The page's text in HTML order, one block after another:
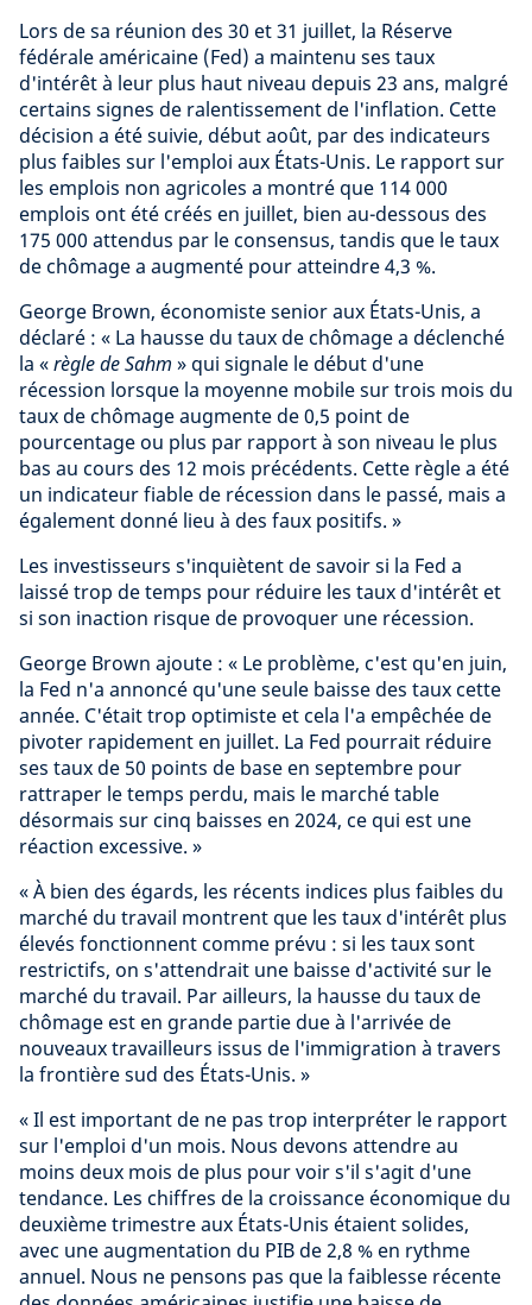
Lors de sa réunion des 30 et 31 juillet, la Réserve
fédérale américaine (Fed) a maintenu ses taux
d'intérêt à leur plus haut niveau depuis 23 ans, malgré
certains signes de ralentissement de l'inflation. Cette
décision a été suivie, début août, par des indicateurs
plus faibles sur l'emploi aux États-Unis. Le rapport sur
les emplois non agricoles a montré que 114 000
emplois ont été créés en juillet, bien au-dessous des
175 000 attendus par le consensus, tandis que le taux
de chômage a augmenté pour atteindre 4,3 %.
George Brown, économiste senior aux États-Unis, a
déclaré : « La hausse du taux de chômage a déclenché
la «règle de Sahm » qui signale le début d'une
récession lorsque la moyenne mobile sur trois mois du
taux de chômage augmente de 0,5 point de
pourcentage ou plus par rapport à son niveau le plus
bas au cours des 12 mois précédents. Cette règle a été
un indicateur fiable de récession dans le passé, mais a
également donné lieu à des faux positifs. »
Les investisseurs s'inquiètent de savoir si la Fed a
laissé trop de temps pour réduire les taux d'intérêt et
si son inaction risque de provoquer une récession.
George Brown ajoute : « Le problème, c'est qu'en juin,
la Fed n'a annoncé qu'une seule baisse des taux cette
année. C'était trop optimiste et cela l'a empêchée de
pivoter rapidement en juillet. La Fed pourrait réduire
ses taux de 50 points de base en septembre pour
rattraper le temps perdu, mais le marché table
désormais sur cinq baisses en 2024, ce qui est une
réaction excessive. »
« À bien des égards, les récents indices plus faibles du
marché du travail montrent que les taux d'intérêt plus
élevés fonctionnent comme prévu : si les taux sont
restrictifs, on s'attendrait une baisse d'activité sur le
marché du travail. Par ailleurs, la hausse du taux de
chômage est en grande partie due à l'arrivée de
nouveaux travailleurs issus de l'immigration à travers
la frontière sud des États-Unis. »
« Il est important de ne pas trop interpréter le rapport
sur l'emploi d'un mois. Nous devons attendre au
moins deux mois de plus pour voir s'il s'agit d'une
tendance. Les chiffres de la croissance économique du
deuxième trimestre aux États-Unis étaient solides,
avec une augmentation du PIB de 2,8 % en rythme
annuel. Nous ne pensons pas que la faiblesse récente